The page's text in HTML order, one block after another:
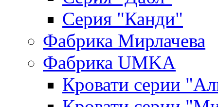
Серия "Канди"
Фабрика Мирлачева
Фабрика UMKA
Кровати серии